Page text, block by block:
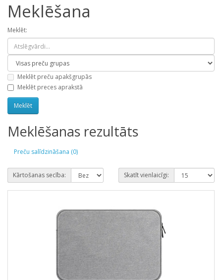
Meklēšana
Meklēt:
Meklēt preču apakšgrupās
Meklēt preces aprakstā
Meklēšanas rezultāts
Preču salīdzināšana (0)
Kārtošanas secība: Skatīt vienlaicīgi: